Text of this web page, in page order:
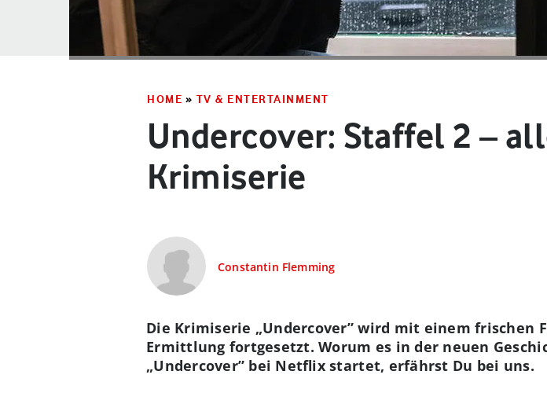
HOME » TV & ENTERTAINMENT
Undercover: Staffel 2 –
Krimiserie
Constantin Flemming
Die Krimiserie „Undercover” wird mit einem frischen
Ermittlung fortgesetzt. Worum es in der neuen
„Undercover” bei Netflix startet, erfährst Du bei uns.